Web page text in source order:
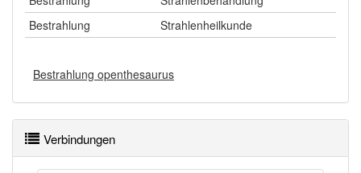
Bestrahlung
Strahlenheilkunde
Bestrahlung openthesaurus
Verbindungen